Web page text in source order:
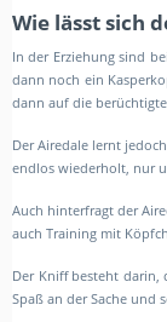
Wie lässt sich
In der Erziehung sind
dann noch ein
dann auf die
Der Airedale lernt
endlos wiederholt, nur
Auch hinterfragt der
auch Training mit
Der Kniff besteht darin,
Spaß an der Sache und